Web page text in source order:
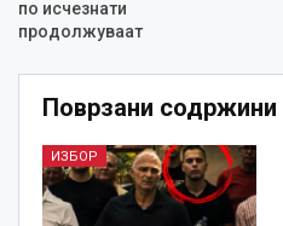
по исчезнати
продолжуваат
Поврзани содржини
ИЗБОР